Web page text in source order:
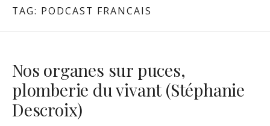
TAG: PODCAST FRANCAIS
Nos organes sur puces,
plomberie du vivant (Stéphanie
Descroix)